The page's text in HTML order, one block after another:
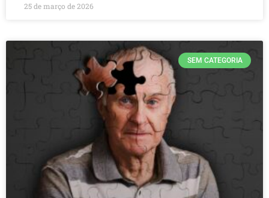
25 de março de 2026
SEM CATEGORIA